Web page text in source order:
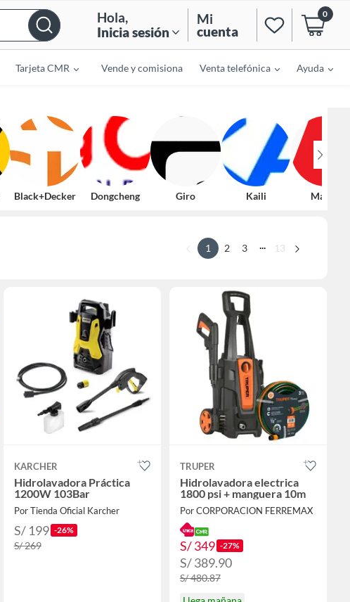
Hola,
Inicia sesión
Mi
cuenta
0
Tarjeta CMR Vende y comisiona Venta telefónica Ayuda
Black+Decker Dongcheng Giro Kaili Makita
1 2 3 ... 13
KARCHER
Hidrolavadora Práctica
1200W 103Bar
Por Tienda Oficial Karcher
S/ 199 -26%
S/ 269
TRUPER
Hidrolavadora electrica
1800 psi + manguera 10m
Por CORPORACION FERREMAX
S/ 349 -27%
S/ 389.90
S/ 480.87